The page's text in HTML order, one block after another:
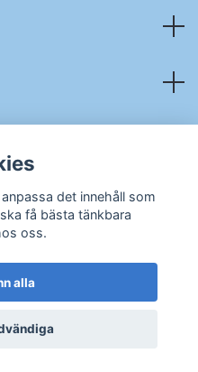
by Quickbutik
det innehåll som
få bästa tänkbara
oss.
alla